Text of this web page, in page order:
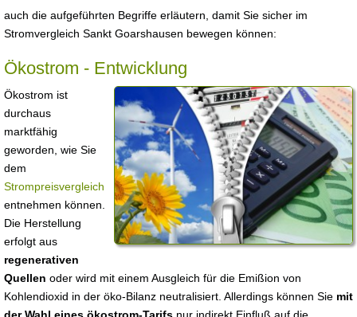
auch die aufgeführten Begriffe erläutern, damit Sie sicher im
Stromvergleich Sankt Goarshausen bewegen können:
Ökostrom - Entwicklung
Ökostrom ist
durchaus
marktfähig
geworden, wie Sie
dem
Strompreisvergleich
entnehmen können.
Die Herstellung
erfolgt aus
regenerativen
Quellen oder wird mit einem Ausgleich für die Emißion von
Kohlendioxid in der öko-Bilanz neutralisiert. Allerdings können Sie mit